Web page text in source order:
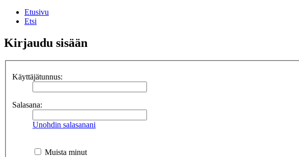
Etusivu
Etsi
Kirjaudu sisään
Käyttäjätunnus:
Salasana:
Unohdin salasanani
Muista minut